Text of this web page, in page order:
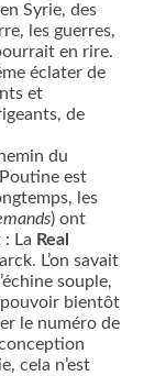
Syrie, des
les guerres,
en rire.
éclater de
et
de
du
est
les
) ont
La Real
L’on savait
souple,
bientôt
le numéro de
cela n’est